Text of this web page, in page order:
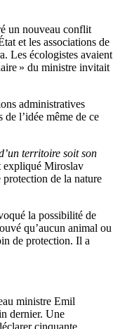
un nouveau conflit
et les associations de
Les écologistes avaient
» du ministre invitait
administratives
l’idée même de ce
territoire soit son
expliqué Miroslav
de la nature
la possibilité de
qu’aucun animal ou
de protection. Il a
ministre Emil
dernier. Une